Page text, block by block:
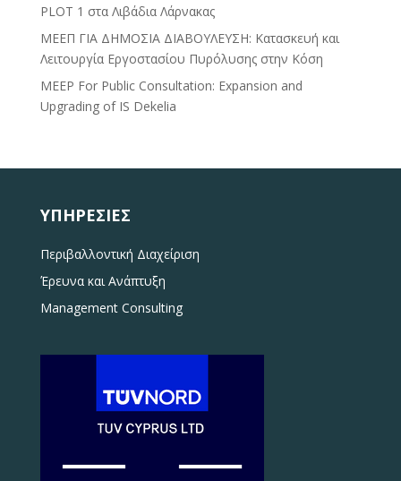
PLOT 1 στα Λιβάδια Λάρνακας
ΜΕΕΠ ΓΙΑ ΔΗΜΟΣΙΑ ΔΙΑΒΟΥΛΕΥΣΗ: Κατασκευή και
Λειτουργία Εργοστασίου Πυρόλυσης στην Κόση
MEEP For Public Consultation: Expansion and
Upgrading of IS Dekelia
ΥΠΗΡΕΣΊΕΣ
Περιβαλλοντική Διαχείριση
Έρευνα και Ανάπτυξη
Management Consulting